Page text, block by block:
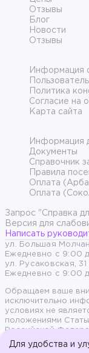
Отзывы
Блог
Новости
Отзывы
Информация
Политика
Согласие на
Карта сайта
Информация
Документы
Справочник
Правила
Оплата
Оплата
Запрос "Справка
Версия для
Написать
ул. Большая
Ежедневно с 9:00
ул. Русаковская,
Ежедневно с 9:00
Обращаем ваше
исключительно
условиях не
положениями
Российской
Для удобства и